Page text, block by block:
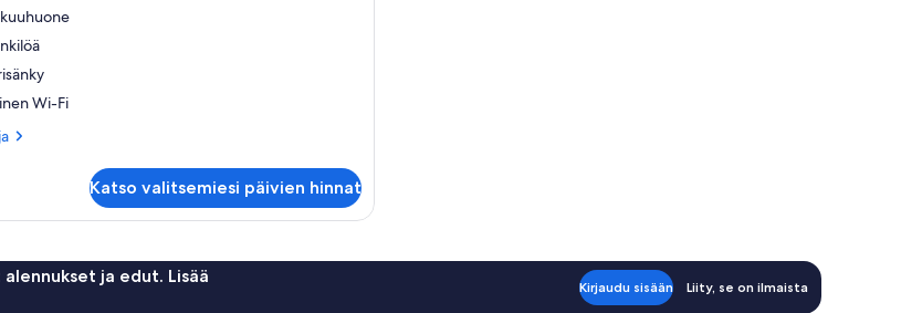
Wi-Fi
Katso valitsemiesi päivien hinnat
ja edut. Lisää
Kirjaudu sisään Liity, se on ilmaista